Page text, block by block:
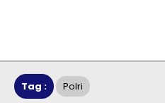
Tag : Polri